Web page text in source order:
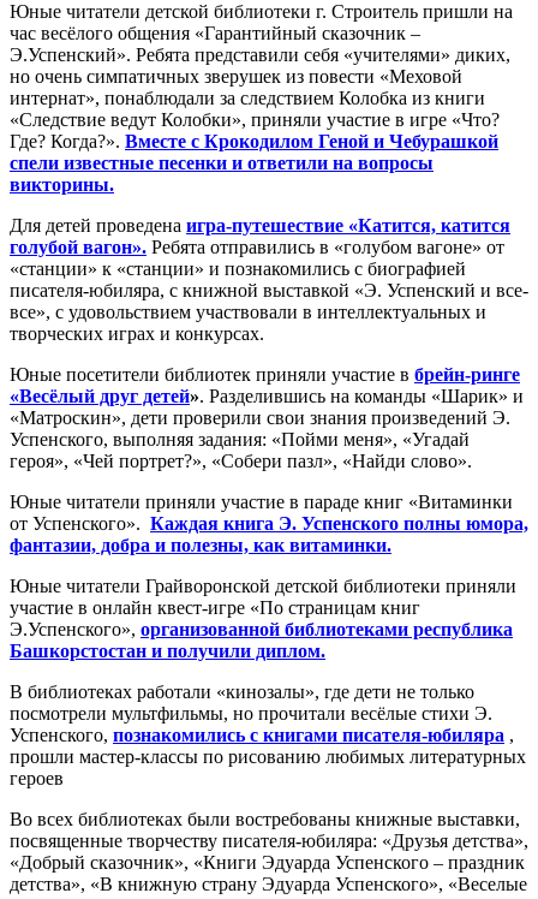
Юные читатели детской библиотеки г. Строитель пришли на
час весёлого общения «Гарантийный сказочник –
Э.Успенский». Ребята представили себя «учителями» диких,
но очень симпатичных зверушек из повести «Меховой
интернат», понаблюдали за следствием Колобка из книги
«Следствие ведут Колобки», приняли участие в игре «Что?
Где? Когда?». Вместе с Крокодилом Геной и Чебурашкой
спели известные песенки и ответили на вопросы
викторины.
Для детей проведена игра-путешествие «Катится, катится
голубой вагон». Ребята отправились в «голубом вагоне» от
«станции» к «станции» и познакомились с биографией
писателя-юбиляра, с книжной выставкой «Э. Успенский и все-
все», с удовольствием участвовали в интеллектуальных и
творческих играх и конкурсах.
Юные посетители библиотек приняли участие в брейн-ринге
«Весёлый друг детей». Разделившись на команды «Шарик» и
«Матроскин», дети проверили свои знания произведений Э.
Успенского, выполняя задания: «Пойми меня», «Угадай
героя», «Чей портрет?», «Собери пазл», «Найди слово».
Юные читатели приняли участие в параде книг «Витаминки
от Успенского». Каждая книга Э. Успенского полны юмора,
фантазии, добра и полезны, как витаминки.
Юные читатели Грайворонской детской библиотеки приняли
участие в онлайн квест-игре «По страницам книг
Э.Успенского», организованной библиотеками республика
Башкорстостан и получили диплом.
В библиотеках работали «кинозалы», где дети не только
посмотрели мультфильмы, но прочитали весёлые стихи Э.
Успенского, познакомились с книгами писателя-юбиляра ,
прошли мастер-классы по рисованию любимых литературных
героев
Во всех библиотеках были востребованы книжные выставки,
посвященные творчеству писателя-юбиляра: «Друзья детства»,
«Добрый сказочник», «Книги Эдуарда Успенского – праздник
детства», «В книжную страну Эдуарда Успенского», «Веселые